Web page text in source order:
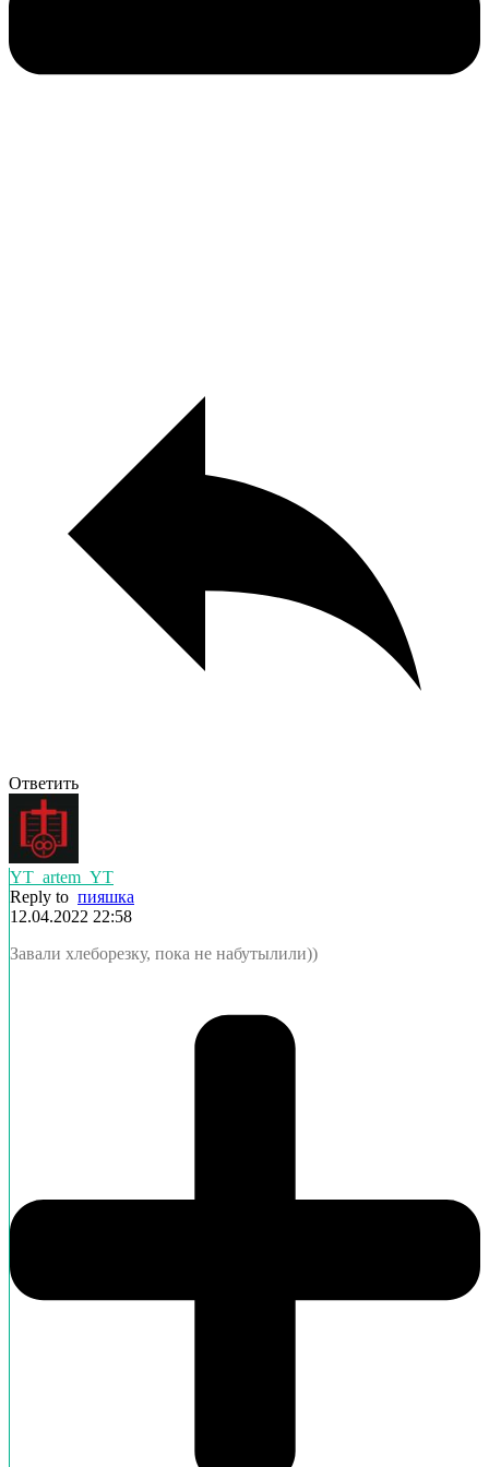
Ответить
YT_artem_YT
Reply to пияшка
12.04.2022 22:58
Завали хлеборезку, пока не набутылили))